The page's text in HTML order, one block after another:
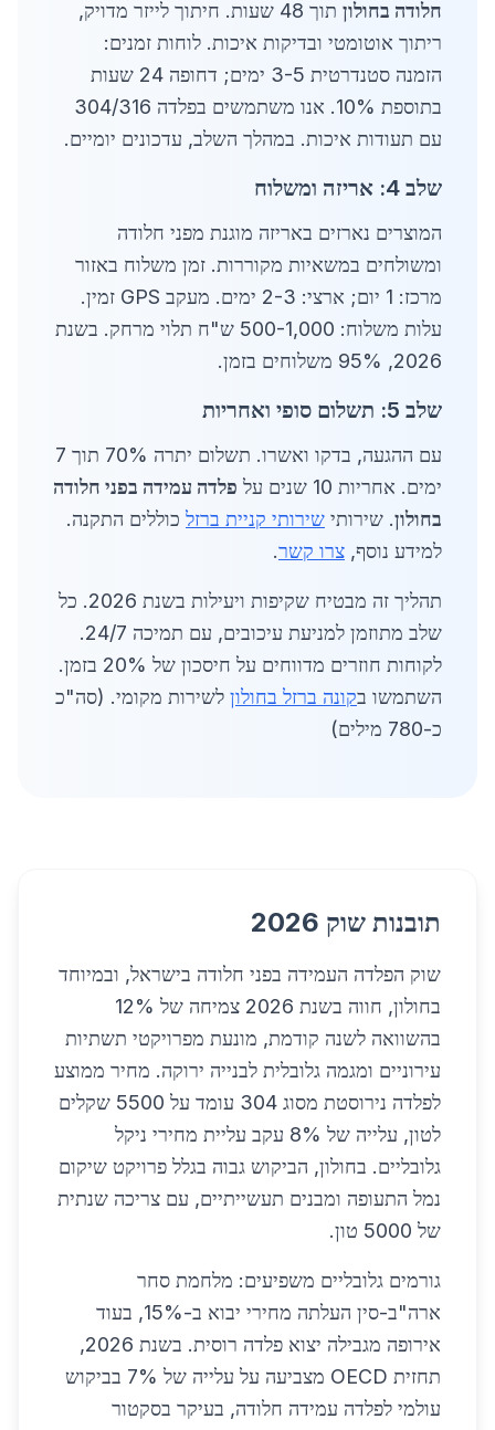
חלודה בחולון
תוך 48 שעות. חיתוך לייזר מדויק,
ריתוך אוטומטי ובדיקות איכות. לוחות זמנים:
הזמנה סטנדרטית 3-5 ימים; דחופה 24 שעות
בתוספת 10%. אנו משתמשים בפלדה 304/316
עם תעודות איכות. במהלך השלב, עדכונים יומיים.
שלב 4: אריזה ומשלוח
המוצרים נארזים באריזה מוגנת מפני חלודה
ומשולחים במשאיות מקוררות. זמן משלוח באזור
מרכז: 1 יום; ארצי: 2-3 ימים. מעקב GPS זמין.
עלות משלוח: 500-1,000 ש"ח תלוי מרחק. בשנת
2026, 95% משלוחים בזמן.
שלב 5: תשלום סופי ואחריות
עם ההגעה, בדקו ואשרו. תשלום יתרה 70% תוך 7
ימים. אחריות 10 שנים על
פלדה עמידה בפני חלודה
בחולון. שירותי שירותי קניית ברזל כוללים התקנה.
למידע נוסף, צרו קשר.
תהליך זה מבטיח שקיפות ויעילות בשנת 2026. כל
שלב מתוזמן למניעת עיכובים, עם תמיכה 24/7.
לקוחות חוזרים מדווחים על חיסכון של 20% בזמן.
השתמשו בקונה ברזל בחולון לשירות מקומי. (סה"כ
כ-780 מילים)
תובנות שוק 2026
שוק הפלדה העמידה בפני חלודה בישראל, ובמיוחד
בחולון, חווה בשנת 2026 צמיחה של 12%
בהשוואה לשנה קודמת, מונעת מפרויקטי תשתיות
עירוניים ומגמה גלובלית לבנייה ירוקה. מחיר ממוצע
לפלדה נירוסטת מסוג 304 עומד על 5500 שקלים
לטון, עלייה של 8% עקב עליית מחירי ניקל
גלובליים. בחולון, הביקוש גבוה בגלל פרויקט שיקום
נמל התעופה ומבנים תעשייתיים, עם צריכה שנתית
של 5000 טון.
גורמים גלובליים משפיעים: מלחמת סחר
ארה"ב-סין העלתה מחירי יבוא ב-15%, בעוד
אירופה מגבילה יצוא פלדה רוסית. בשנת 2026,
תחזית OECD מצביעה על עלייה של 7% בביקוש
עולמי לפלדה עמידה חלודה, בעיקר בסקטור